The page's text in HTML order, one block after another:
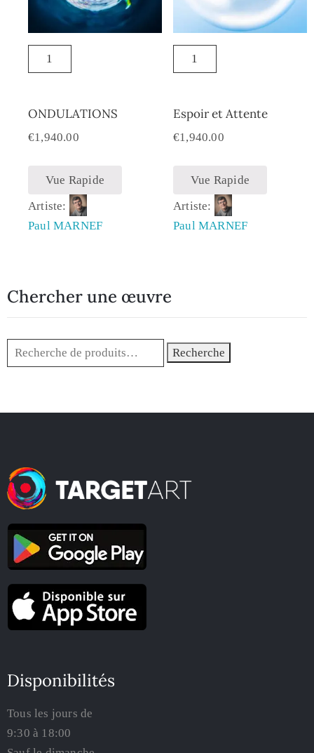
ONDULATIONS
€1,940.00
Vue Rapide
Artiste:
Paul MARNEF
Espoir et Attente
€1,940.00
Vue Rapide
Artiste:
Paul MARNEF
Chercher une œuvre
Recherche
Disponibilités
Tous les jours de
9:30 à 18:00